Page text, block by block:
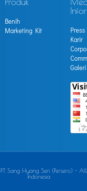
Benih
Marketing Kit
Karir
Sang Hyang Seri (Persero) - All
Indonesia